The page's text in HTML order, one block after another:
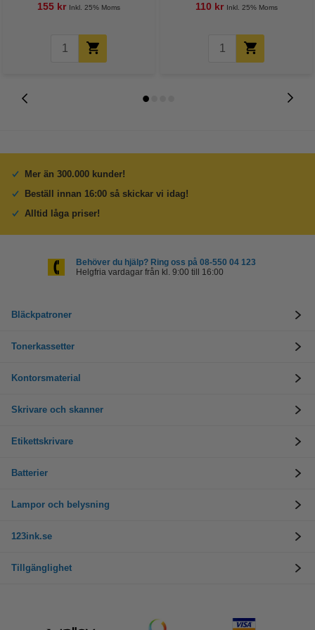
155 kr Inkl. 25% Moms 110 kr Inkl. 25% Moms
Mer än 300.000 kunder!
Beställ innan 16:00 så skickar vi idag!
Alltid låga priser!
Behöver du hjälp? Ring oss på 08-550 04 123
Helgfria vardagar från kl. 9:00 till 16:00
Bläckpatroner
Tonerkassetter
Kontorsmaterial
Skrivare och skanner
Etikettskrivare
Batterier
Lampor och belysning
123ink.se
Tillgänglighet